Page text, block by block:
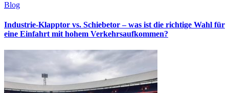
Blog
Industrie-Klapptor vs. Schiebetor – was ist die richtige Wahl für
eine Einfahrt mit hohem Verkehrsaufkommen?